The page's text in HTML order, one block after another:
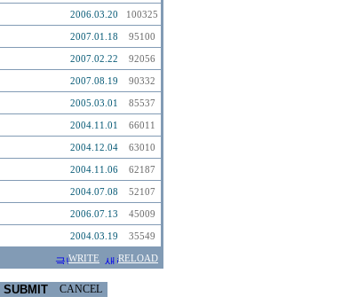
2006.03.20 100325
2007.01.18 95100
2007.02.22 92056
2007.08.19 90332
2005.03.01 85537
2004.11.01 66011
2004.12.04 63010
2004.11.06 62187
2004.07.08 52107
2006.07.13 45009
2004.03.19 35549
WRITE RELOAD
SUBMIT